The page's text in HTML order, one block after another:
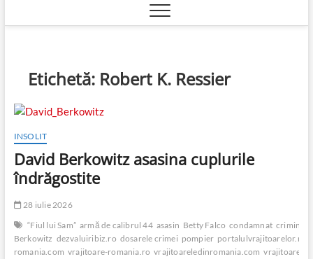
Etichetă: Robert K. Ressier
INSOLIT
David Berkowitz asasina cuplurile
îndrăgostite
28 iulie 2026
“Fiul lui Sam” armă de calibrul 44 asasin Betty Falco condamnat criminal
Berkowitz dezvaluiribiz.ro dosarele crimei pompier portalulvrajitoarelor.ro
romania.com vrajitoare-romania.ro vrajitoareledinromania.com